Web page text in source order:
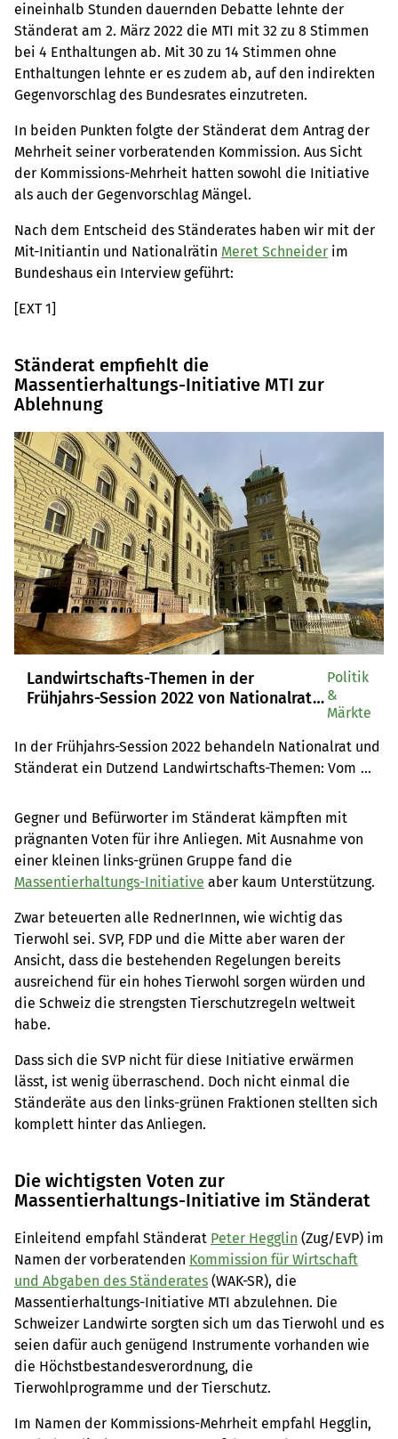
eineinhalb Stunden dauernden Debatte lehnte der
Ständerat am 2. März 2022 die MTI mit 32 zu 8 Stimmen
bei 4 Enthaltungen ab. Mit 30 zu 14 Stimmen ohne
Enthaltungen lehnte er es zudem ab, auf den indirekten
Gegenvorschlag des Bundesrates einzutreten.
In beiden Punkten folgte der Ständerat dem Antrag der
Mehrheit seiner vorberatenden Kommission. Aus Sicht
der Kommissions-Mehrheit hatten sowohl die Initiative
als auch der Gegenvorschlag Mängel.
Nach dem Entscheid des Ständerates haben wir mit der
Mit-Initiantin und Nationalrätin Meret Schneider im
Bundeshaus ein Interview geführt:
[EXT 1]
Ständerat empfiehlt die
Massentierhaltungs-Initiative MTI zur
Ablehnung
Landwirtschafts-Themen in der
Frühjahrs-Session 2022 von Nationalrat
In der Frühjahrs-Session 2022 behandeln Nationalrat und
Ständerat ein Dutzend Landwirtschafts-Themen: Vom
MTI. Während der Session berichtet «die grüne» über
diese Themen und holt von Landwirtschafts-
PolitikerInnen aktuelle Stimmen ein.
Politik
&
Märkte
Gegner und Befürworter im Ständerat kämpften mit
prägnanten Voten für ihre Anliegen. Mit Ausnahme von
einer kleinen links-grünen Gruppe fand die
Massentierhaltungs-Initiative aber kaum Unterstützung.
Zwar beteuerten alle RednerInnen, wie wichtig das
Tierwohl sei. SVP, FDP und die Mitte aber waren der
Ansicht, dass die bestehenden Regelungen bereits
ausreichend für ein hohes Tierwohl sorgen würden und
die Schweiz die strengsten Tierschutzregeln weltweit
habe.
Dass sich die SVP nicht für diese Initiative erwärmen
lässt, ist wenig überraschend. Doch nicht einmal die
Ständeräte aus den links-grünen Fraktionen stellten sich
komplett hinter das Anliegen.
Die wichtigsten Voten zur
Massentierhaltungs-Initiative im Ständerat
Einleitend empfahl Ständerat Peter Hegglin (Zug/EVP) im
Namen der vorberatenden Kommission für Wirtschaft
und Abgaben des Ständerates (WAK-SR), die
Massentierhaltungs-Initiative MTI abzulehnen. Die
Schweizer Landwirte sorgten sich um das Tierwohl und es
seien dafür auch genügend Instrumente vorhanden wie
die Höchstbestandesverordnung, die
Tierwohlprogramme und der Tierschutz.
Im Namen der Kommissions-Mehrheit empfahl Hegglin,